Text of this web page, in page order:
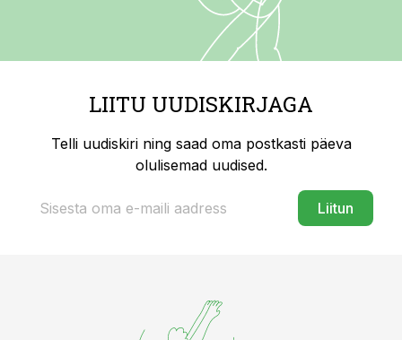
LIITU UUDISKIRJAGA
Telli uudiskiri ning saad oma postkasti päeva
olulisemad uudised.
Liitun